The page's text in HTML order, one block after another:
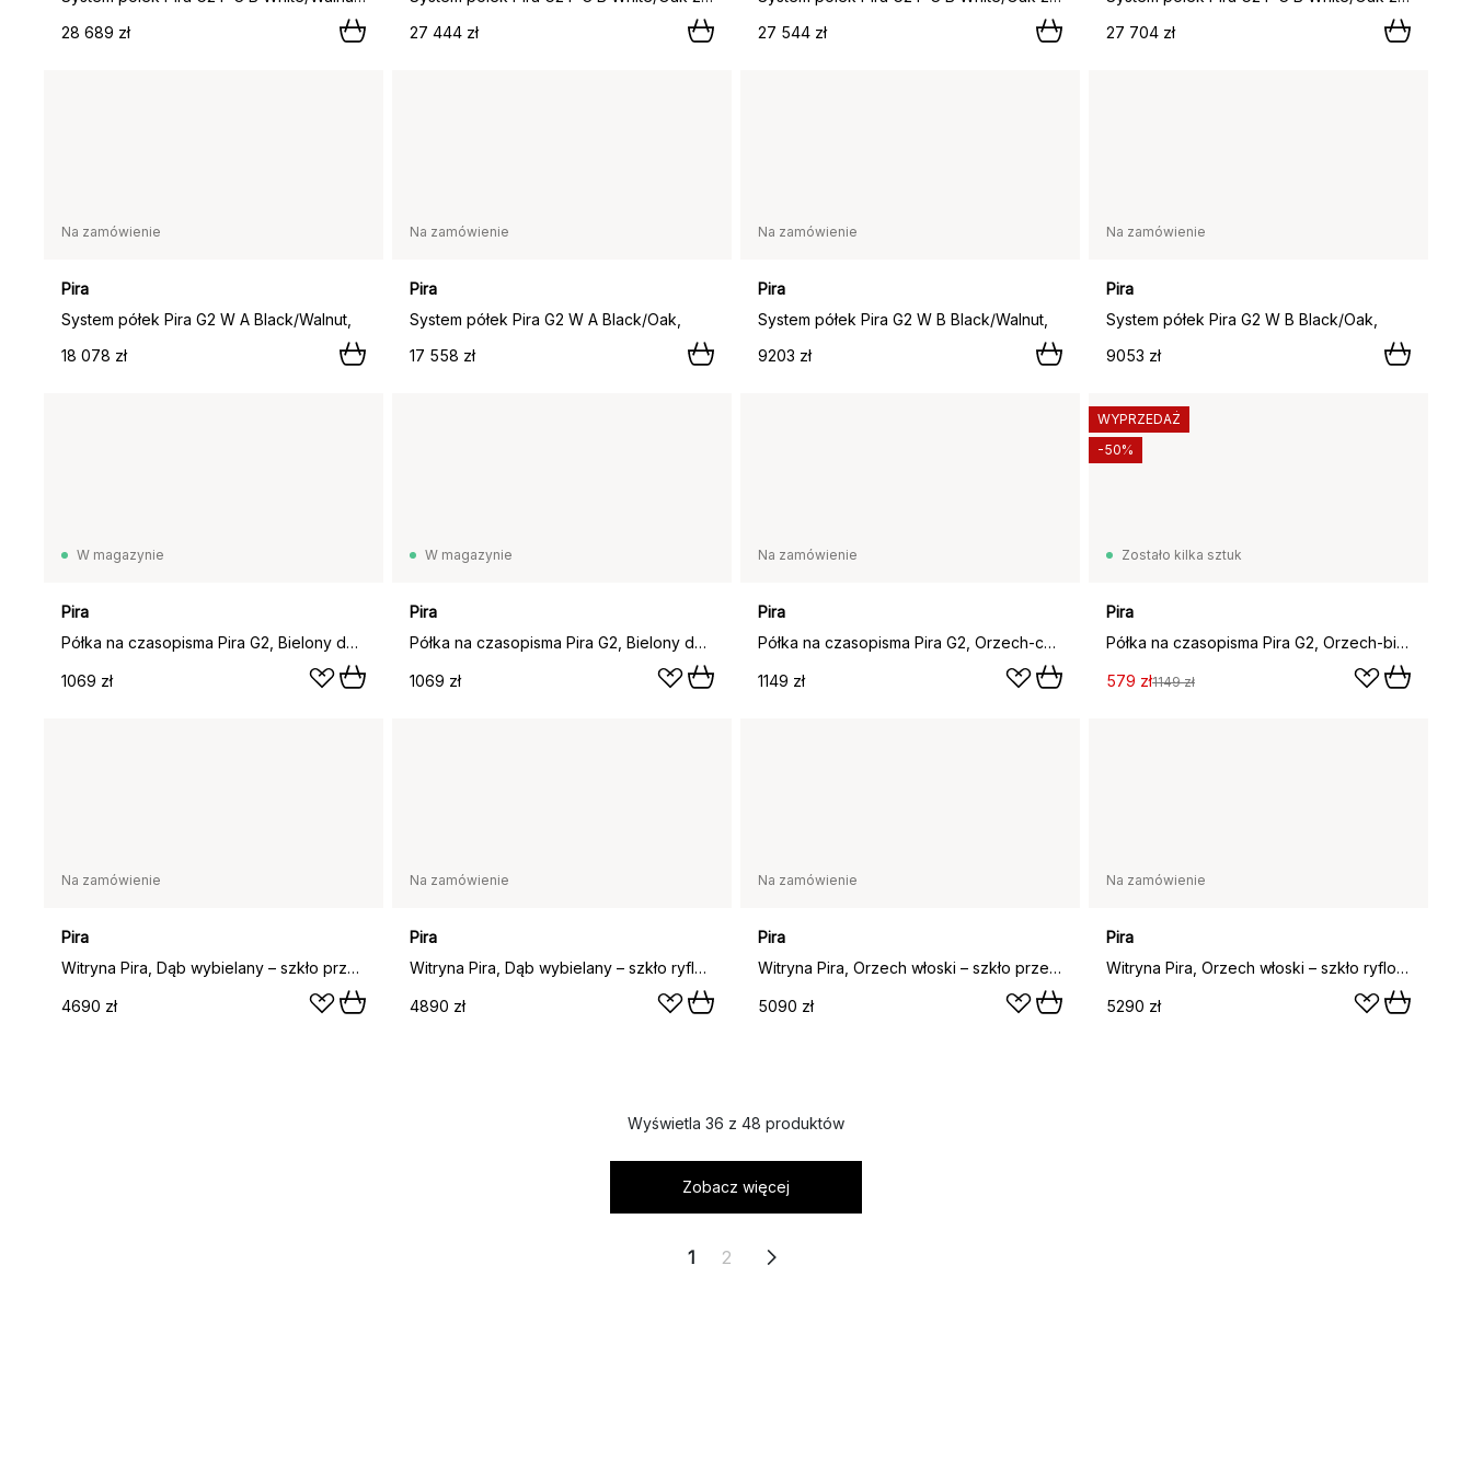
28 689 zł
27 444 zł
27 544 zł
27 704 zł
Na zamówienie
Pira
System półek Pira G2 W A Black/Walnut,
18 078 zł
Na zamówienie
Pira
System półek Pira G2 W A Black/Oak,
17 558 zł
Na zamówienie
Pira
System półek Pira G2 W B Black/Walnut,
9203 zł
Na zamówienie
Pira
System półek Pira G2 W B Black/Oak,
9053 zł
W magazynie
Pira
Półka na czasopisma Pira G2, Bielony dąb-ciemnoszary panel
1069 zł
W magazynie
Pira
Półka na czasopisma Pira G2, Bielony dąb-biały panel
1069 zł
Na zamówienie
Pira
Półka na czasopisma Pira G2, Orzech-czarnoszary panel
1149 zł
Zostało kilka sztuk
Pira
Półka na czasopisma Pira G2, Orzech-biały panel
579 zł1149 zł
WYPRZEDAŻ
-50%
Na zamówienie
Pira
Witryna Pira, Dąb wybielany – szkło przejrzyste, 70x31 cm, 4 drzwi
4690 zł
Na zamówienie
Pira
Witryna Pira, Dąb wybielany – szkło ryflowane, 70x31 cm, 4 drzwi
4890 zł
Na zamówienie
Pira
Witryna Pira, Orzech włoski – szkło przejrzyste, 70x31 cm, 4 drzwi
5090 zł
Na zamówienie
Pira
Witryna Pira, Orzech włoski – szkło ryflowane, 70x31 cm, 4 drzwi
5290 zł
Wyświetla 36 z 48 produktów
Zobacz więcej
1 2